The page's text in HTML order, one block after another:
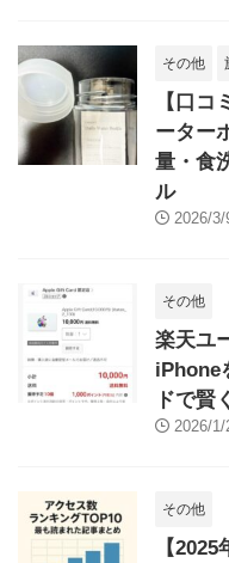
その他
【口
ーター
量・食
ル
2026/3/
その他
楽天ユ
iPhone
ドで賢
2026/1/
その他
【